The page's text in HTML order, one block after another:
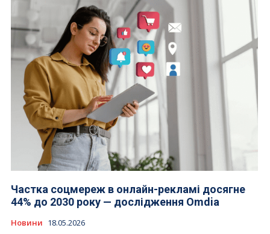
Частка соцмереж в онлайн-рекламі досягне
44% до 2030 року — дослідження Omdia
Новини 18.05.2026